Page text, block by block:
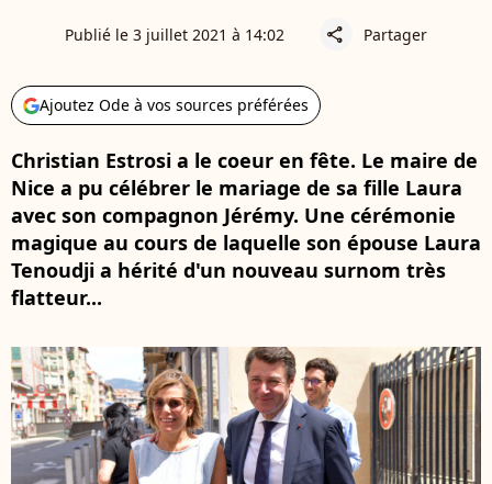
Publié le 3 juillet 2021 à 14:02 share Partager
Ajoutez Ode à vos sources préférées
Christian Estrosi a le coeur en fête. Le maire de
Nice a pu célébrer le mariage de sa fille Laura
avec son compagnon Jérémy. Une cérémonie
magique au cours de laquelle son épouse Laura
Tenoudji a hérité d'un nouveau surnom très
flatteur...